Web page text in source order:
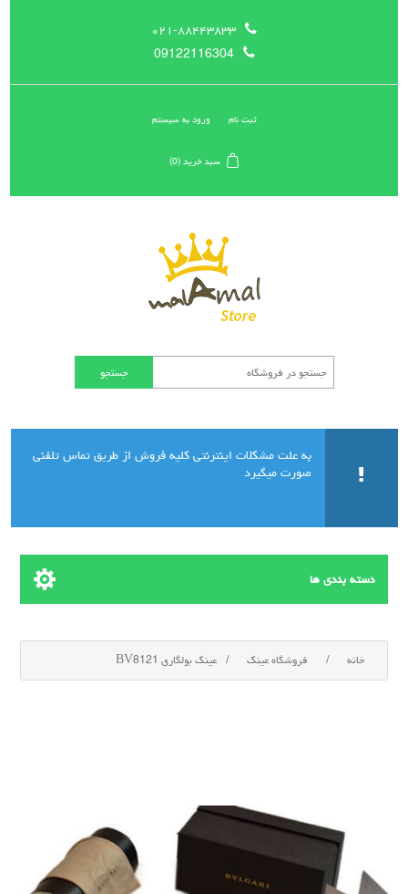
۰۲۱-۸۸۴۴۳۸۳۳
09122116304
ثبت نام ورود به سیستم
سبد خرید(0)
به علت مشکلات اینترنتی کلیه فروش از طریق تماس تلفنی
صورت میگیرد
دسته بندی ها
خانه / فروشگاه عینک / عینک بولگاری BV8121